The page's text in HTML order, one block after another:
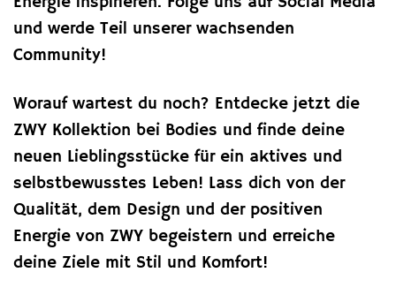
und werde Teil unserer wachsenden
Community!
Worauf wartest du noch? Entdecke jetzt die
ZWY Kollektion bei Bodies und finde deine
neuen Lieblingsstücke für ein aktives und
selbstbewusstes Leben! Lass dich von der
Qualität, dem Design und der positiven
Energie von ZWY begeistern und erreiche
deine Ziele mit Stil und Komfort!